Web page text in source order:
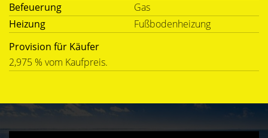
Befeuerung
Gas
Heizung
Fußbodenheizung
Provision für Käufer
2,975 % vom Kaufpreis.